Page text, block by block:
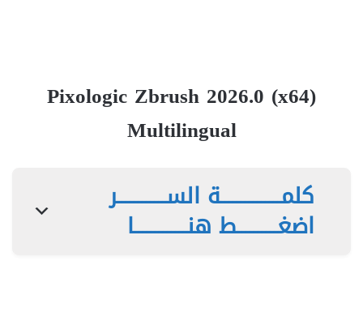
Pixologic Zbrush 2026.0 (x64)
Multilingual
كلمـــــــــــــــة الســــــــــــر
اضغــــــــــط هنـــــــــــــا